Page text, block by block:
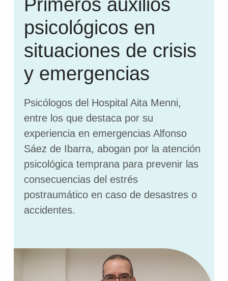
Primeros auxilios
psicológicos en
situaciones de crisis
y emergencias
Psicólogos del Hospital Aita Menni,
entre los que destaca por su
experiencia en emergencias Alfonso
Sáez de Ibarra, abogan por la atención
psicológica temprana para prevenir las
consecuencias del estrés
postraumático en caso de desastres o
accidentes.